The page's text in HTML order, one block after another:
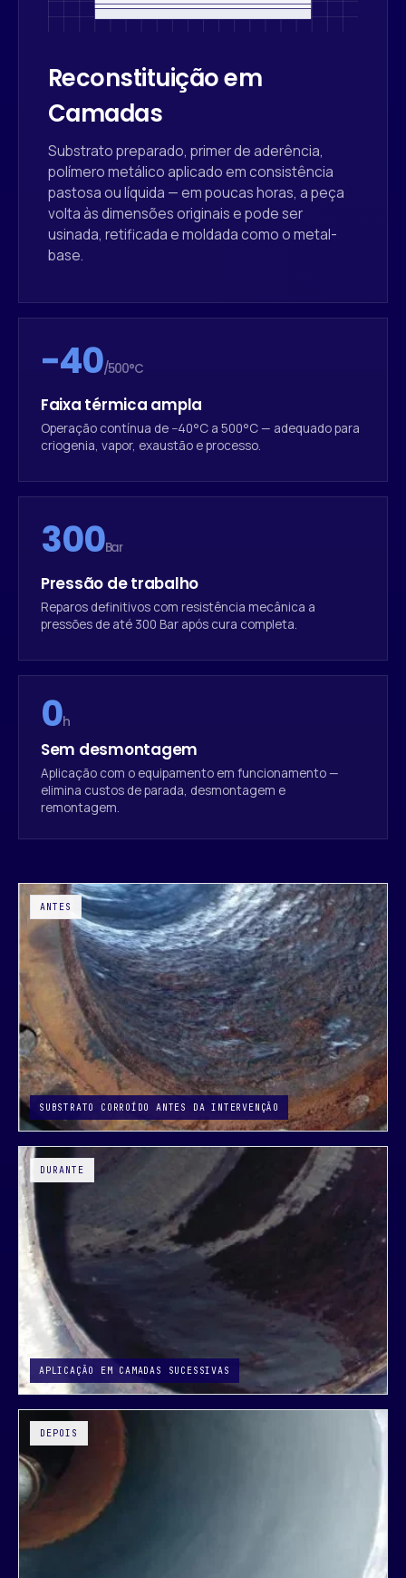
Reconstituição em
Camadas
Substrato preparado, primer de aderência,
polímero metálico aplicado em consistência
pastosa ou líquida — em poucas horas, a peça
volta às dimensões originais e pode ser
usinada, retificada e moldada como o metal-
base.
−40/500°C
Faixa térmica ampla
Operação contínua de −40°C a 500°C — adequado para
criogenia, vapor, exaustão e processo.
300Bar
Pressão de trabalho
Reparos definitivos com resistência mecânica a
pressões de até 300 Bar após cura completa.
0h
Sem desmontagem
Aplicação com o equipamento em funcionamento —
elimina custos de parada, desmontagem e
remontagem.
ANTES
DURANTE
DEPOIS